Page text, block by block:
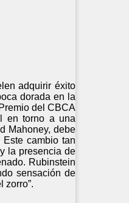
adquirir éxito
dorada en la
del CBCA
en torno a una
Mahoney, debe
cambio tan
la presencia de
Rubinstein
sensación de
zorro”.